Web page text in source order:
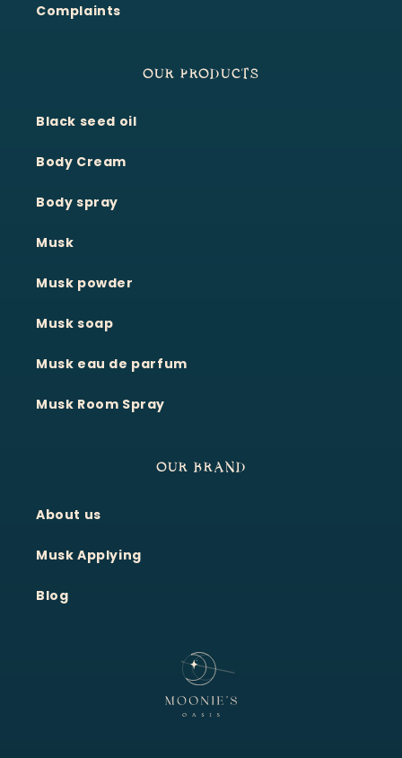
Complaints
OUR PRODUCTS
Black seed oil
Body Cream
Body spray
Musk
Musk powder
Musk soap
Musk eau de parfum
Musk Room Spray
OUR BRAND
About us
Musk Applying
Blog